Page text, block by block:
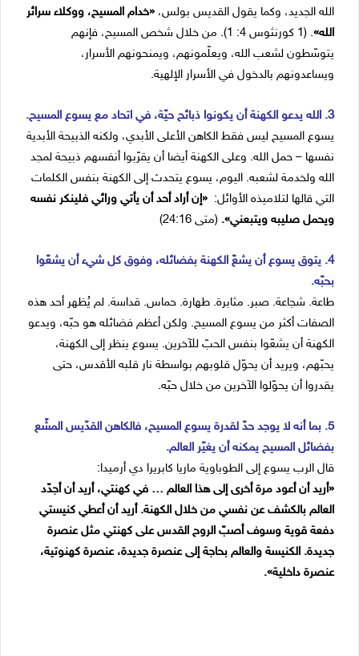
الله الجديد، وكما يقول القديس بولس، «خدام المسيح، ووكلاء سرائر
الله»
. (1 كورنثوس 4: 1). من خلال شخص المسيح، فإنهم
يتوسّطون لشعب الله، ويعلّمونهم، ويمنحونهم الأسرار،
ويساعدونهم بالدخول في الأسرار الإلهية.
3. الله يدعو الكهنة أن يكونوا ذبائح حيّة، في اتحاد مع يسوع المسيح.
يسوع المسيح ليس فقط الكاهن الأعلى الأبدي، ولكنه الذبيحة الأبدية
نفسها – حمل الله. وعلى الكهنة أيضا أن يقرّبوا أنفسهم ذبيحة لمجد
الله ولخدمة لشعبه. اليوم، يسوع يتحدث إلى الكهنة بنفس الكلمات
التي قالها لتلاميذه الأوائل: «إن أراد أحد أن يأتي ورائي فلينكر نفسه
ويحمل صليبه ويتبعني». (متى 24:16)
4. يتوق يسوع أن يشعّ الكهنة بفضائله، وفوق كل شيء أن يشعّوا
بحبّه.
طاعة. شجاعة. صبر. مثابرة. طهارة. حماس. قداسة. لم يُظهر أحد هذه
الصفات أكثر من يسوع المسيح. ولكن أعظم فضائله هو حبّه، ويدعو
الكهنة أن يشعّوا بنفس الحبّ للآخرين. يسوع ينظر إلى الكهنة،
يحبّهم، ويريد أن يحوّل قلوبهم بواسطة نار قلبه الأقدس، حتى
يقدروا أن يحوّلوا الآخرين من خلال حبّه.
5. بما أنه لا يوجد حدّ لقدرة يسوع المسيح، فالكاهن القدّيس المشّع
بفضائل المسيح يمكنه أن يغيّر العالم.
قال الرب يسوع إلى الطوباوية ماريا كابريرا دي أرميدا:
«أريد أن أعود مرة أخرى إلى هذا العالم … في كهنتي، أريد أن أجدّد
العالم بالكشف عن نفسي من خلال الكهنة. أريد أن أعطي كنيستي
دفعة قوية وسوف أصبّ الروح القدس على كهنتي مثل عنصرة
جديدة. الكنيسة والعالم بحاجة إلى عنصرة جديدة، عنصرة كهنوتية،
عنصرة داخلية».